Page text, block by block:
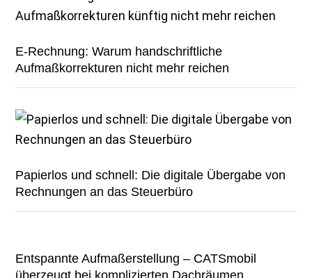
E-Rechnung: Warum handschriftliche
Aufmaßkorrekturen nicht mehr reichen
Papierlos und schnell: Die digitale Übergabe von
Rechnungen an das Steuerbüro
Entspannte Aufmaßerstellung – CATSmobil
überzeugt bei komplizierten Dachräumen